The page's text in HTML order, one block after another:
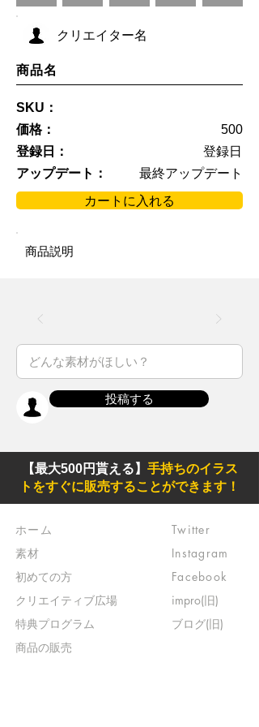
クリエイター名
商品名
SKU：
価格：
500
登録日：
登録日
アップデート：
最終アップデート
カートに入れる
商品説明
投稿する
【最大500円貰える】 手持ちのイラス
トをすぐに販売することができます！
ホーム
素材
初めての方
​クリエイティブ広場
​特典プログラム
​商品の販売
Twitter
Instagram
Facebook
impro(旧)​
ブログ(旧)